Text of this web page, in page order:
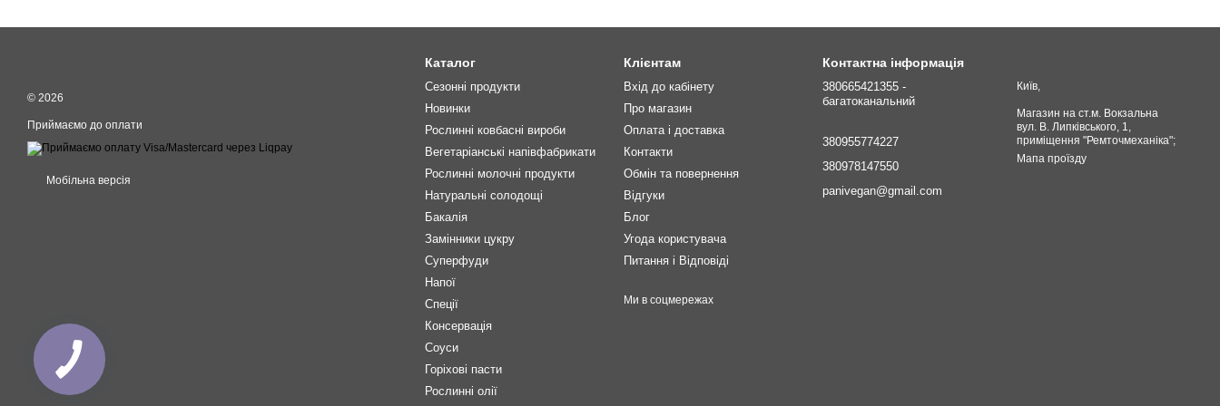
© 2026
Приймаємо до оплати
Мобільна версія
Каталог
Сезонні продукти
Новинки
Рослинні ковбасні вироби
Вегетаріанські напівфабрикати
Рослинні молочні продукти
Натуральні солодощі
Бакалія
Замінники цукру
Суперфуди
Напої
Спеції
Консервація
Соуси
Горіхові пасти
Рослинні олії
Клієнтам
Вхід до кабінету
Про магазин
Оплата і доставка
Контакти
Обмін та повернення
Відгуки
Блог
Угода користувача
Питання і Відповіді
Ми в соцмережах
Контактна інформація
380665421355 -
багатоканальний
380955774227
380978147550
panivegan@gmail.com
Київ,
Магазин на ст.м. Вокзальна
вул. В. Липківського, 1,
приміщення "Ремточмеханіка";
Мапа проїзду